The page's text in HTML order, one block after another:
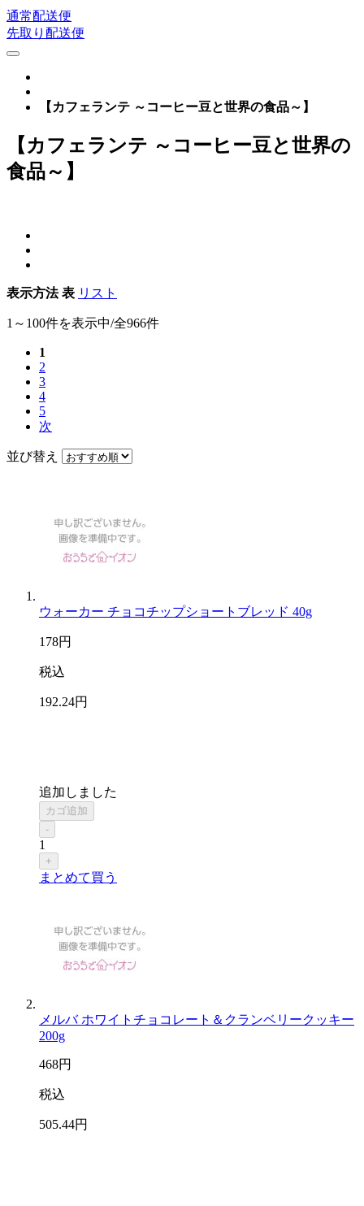
通常配送便
先取り配送便
【カフェランテ ～コーヒー豆と世界の食品～】
【カフェランテ ～コーヒー豆と世界の
食品～】
表示方法 表 リスト
1～100件を表示中/全966件
1
2
3
4
5
次
並び替え
ウォーカー チョコチップショートブレッド 40g
178円
税込
192.24円
追加しました
カゴ追加
-
1
+
まとめて買う
メルバ ホワイトチョコレート＆クランベリークッキー
200g
468円
税込
505.44円